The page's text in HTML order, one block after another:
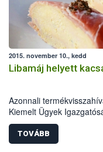
2015. november 10., kedd
Libamáj helyett
Azonnali
Kiemelt Ügyek
bebizonyították, hogy
vásárlók csalástól való
érdekében a NÉBIH
TOVÁBB